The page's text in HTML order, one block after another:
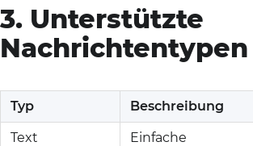
3. Unterstützte
Nachrichtentypen
Typ Beschreibung
Text
Einfache